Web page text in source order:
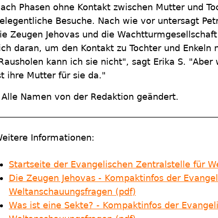
Phasen ohne Kontakt zwischen Mutter und
Besuche. Nach wie vor untersagt
Zeugen Jehovas und die
daran, um den Kontakt zu Tochter und Enkeln
kann ich sie nicht", sagt Erika S.
ihre Mutter für sie da."
Namen von der Redaktion geändert.
Informationen:
Startseite der Evangelischen Zentralstelle für
Die Zeugen Jehovas - Kompaktinfos der
Weltanschauungsfragen (pdf)
Was ist eine Sekte? - Kompaktinfos der